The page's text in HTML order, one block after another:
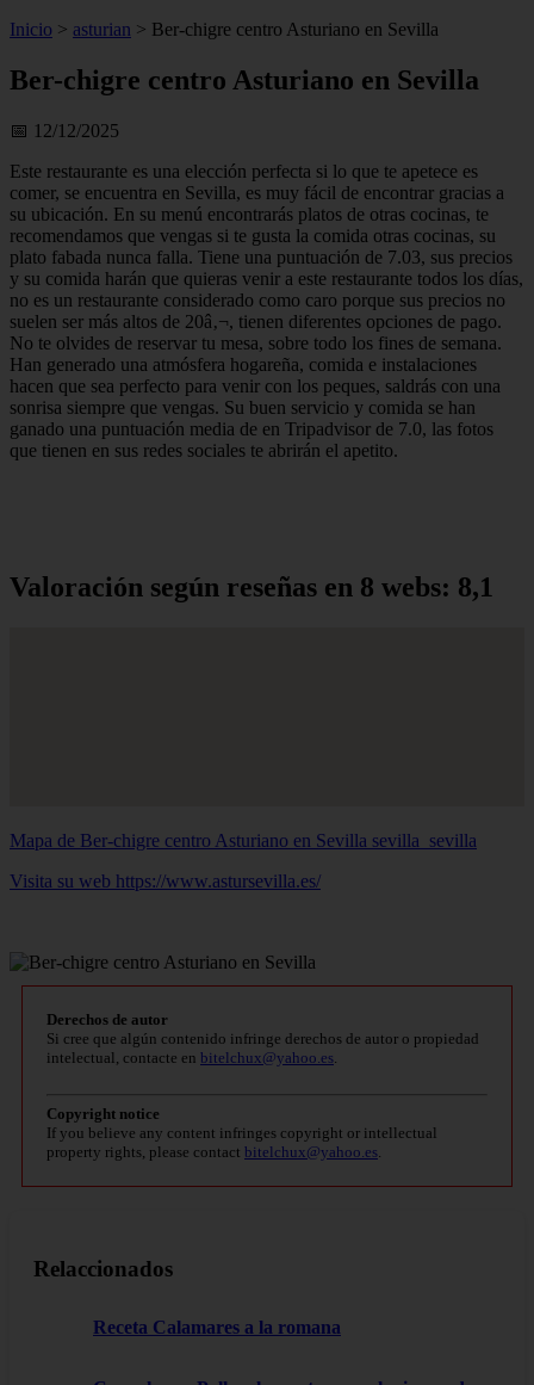
Inicio > asturian > Ber-chigre centro Asturiano en Sevilla
Ber-chigre centro Asturiano en Sevilla
📅 12/12/2025
Este restaurante es una elección perfecta si lo que te apetece es
comer, se encuentra en Sevilla, es muy fácil de encontrar gracias a
su ubicación. En su menú encontrarás platos de otras cocinas, te
recomendamos que vengas si te gusta la comida otras cocinas, su
plato fabada nunca falla. Tiene una puntuación de 7.03, sus precios
y su comida harán que quieras venir a este restaurante todos los días,
no es un restaurante considerado como caro porque sus precios no
suelen ser más altos de 20â‚¬, tienen diferentes opciones de pago.
No te olvides de reservar tu mesa, sobre todo los fines de semana.
Han generado una atmósfera hogareña, comida e instalaciones
hacen que sea perfecto para venir con los peques, saldrás con una
sonrisa siempre que vengas. Su buen servicio y comida se han
ganado una puntuación media de en Tripadvisor de 7.0, las fotos
que tienen en sus redes sociales te abrirán el apetito.
Valoración según reseñas en 8 webs: 8,1
Mapa de Ber-chigre centro Asturiano en Sevilla sevilla_sevilla
Visita su web https://www.astursevilla.es/
Derechos de autor
Si cree que algún contenido infringe derechos de autor o propiedad
intelectual, contacte en bitelchux@yahoo.es
Copyright notice
If you believe any content infringes copyright or intellectual
property rights, please contact bitelchux@yahoo.es
Relaccionados
Receta Calamares a la romana